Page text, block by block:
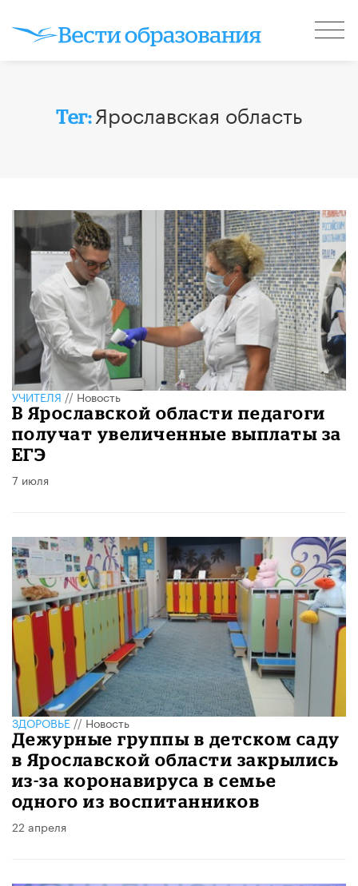
Тег: Ярославская область
УЧИТЕЛЯ//Новость
В Ярославской области педагоги
получат увеличенные выплаты за
ЕГЭ
7 июля
ЗДОРОВЬЕ//Новость
Дежурные группы в детском саду
в Ярославской области закрылись
из-за коронавируса в семье
одного из воспитанников
22 апреля